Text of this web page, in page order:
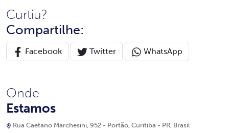
Curtiu?
Compartilhe:
Facebook Twitter WhatsApp
Onde
Estamos
Rua Caetano Marchesini, 952 - Portão, Curitiba - PR, Brasil